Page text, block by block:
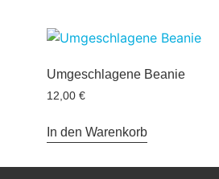
Umgeschlagene Beanie
12,00 €
In den Warenkorb